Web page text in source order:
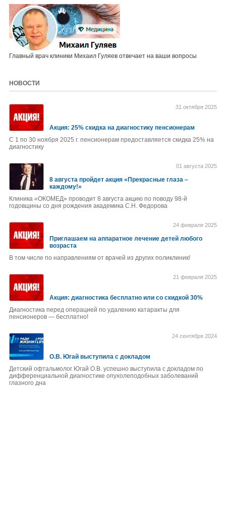
Главный врач клиники Михаил Гуляев отвечает на ваши вопросы
НОВОСТИ
Акция: 25% скидка на диагностику пенсионерам
31 октября 2025
С 1 по 30 ноября 2025 г. пенсионерам предоставляется скидка 25% на
диагностику
8 августа пройдет акция «Прекрасные глаза –
каждому!»
01 августа 2025
Клиника «ОКОМЕД» проводит 8 августа акцию по поводу 98-й
годовщины со дня рождения академика С.Н. Федорова
Приглашаем на аппаратное лечение детей любого
возраста
24 февраля 2025
В том числе по направлениям от врачей из других поликлиник!
Акция: диагностика бесплатно или со скидкой 30%
21 февраля 2025
Диагностика перед операцией по удалению катаракты для
пенсионеров — бесплатно!
О.В. Югай выступила с докладом
24 сентября 2024
Детский офтальмолог Югай О.В. успешно выступила с докладом по
дифференциальной диагностике опухолеподобных заболеваний
глазного дна